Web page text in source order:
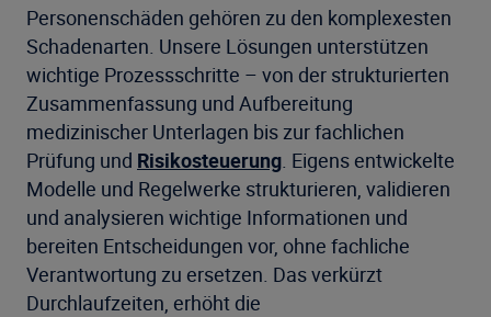
Personenschäden gehören zu den komplexesten
Schadenarten. Unsere Lösungen unterstützen
wichtige Prozessschritte – von der strukturierten
Zusammenfassung und Aufbereitung
medizinischer Unterlagen bis zur fachlichen
Prüfung und Risikosteuerung. Eigens entwickelte
Modelle und Regelwerke strukturieren, validieren
und analysieren wichtige Informationen und
bereiten Entscheidungen vor, ohne fachliche
Verantwortung zu ersetzen. Das verkürzt
Durchlaufzeiten, erhöht die